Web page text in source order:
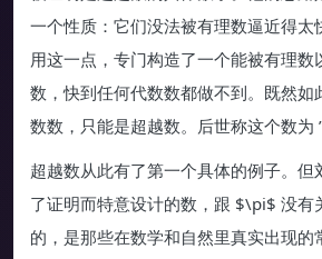
一个性质：它们没法被有理数逼近得太
用这一点，专门构造了一个能被有理数
数，快到任何代数数都做不到。既然如
数数，只能是超越数。后世称这个数为 ”
超越数从此有了第一个具体的例子。但
了证明而特意设计的数，跟 $\pi$ 没有
的，是那些在数学和自然里真实出现的